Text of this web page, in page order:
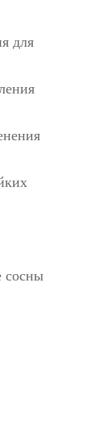
для
сосны